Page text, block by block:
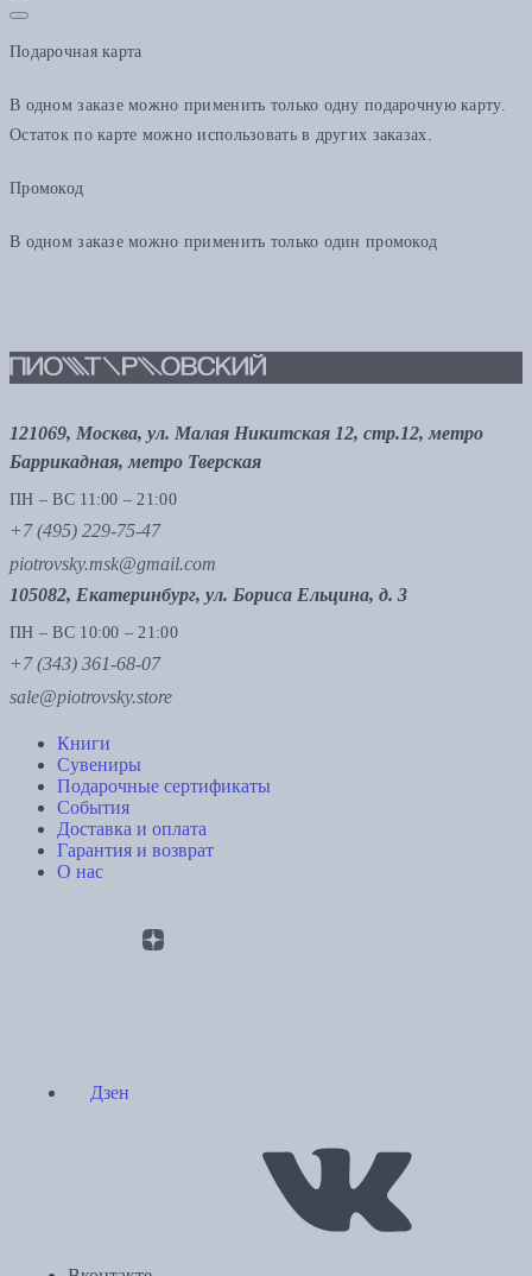
Подарочная карта
В одном заказе можно применить только одну подарочную карту.
Остаток по карте можно использовать в других заказах.
Промокод
В одном заказе можно применить только один промокод
121069, Москва, ул. Малая Никитская 12, стр.12, метро
Баррикадная, метро Тверская
ПН – ВС 11:00 – 21:00
+7 (495) 229-75-47
piotrovsky.msk@gmail.com
105082, Екатеринбург, ул. Бориса Ельцина, д. 3
ПН – ВС 10:00 – 21:00
+7 (343) 361-68-07
sale@piotrovsky.store
Книги
Сувениры
Подарочные сертификаты
События
Доставка и оплата
Гарантия и возврат
О нас
Дзен